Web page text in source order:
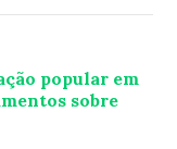
popular em
sobre